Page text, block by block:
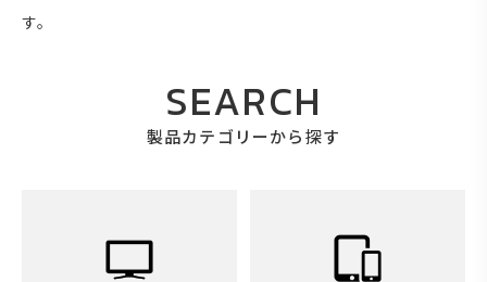
す。
SEARCH
製品カテゴリーから探す